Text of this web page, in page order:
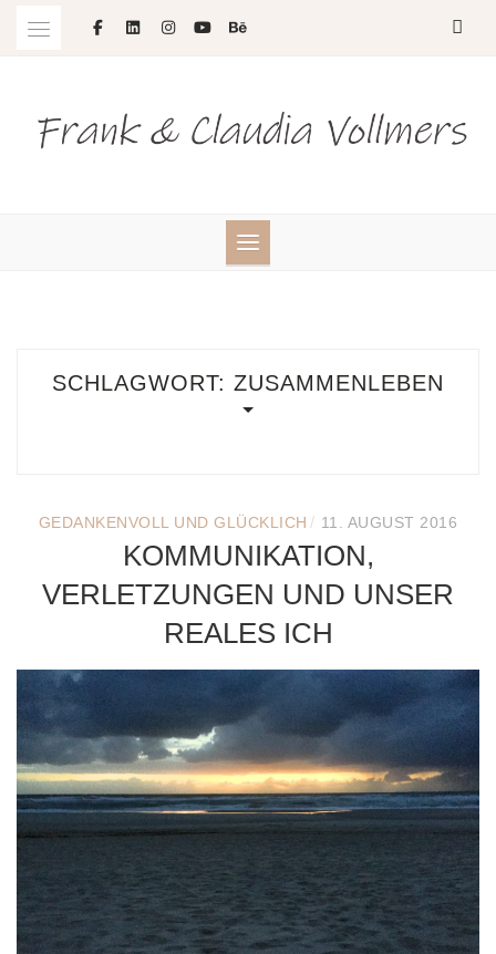
SCHLAGWORT: ZUSAMMENLEBEN
GEDANKENVOLL UND GLÜCKLICH / 11. AUGUST 2016
KOMMUNIKATION,
VERLETZUNGEN UND UNSER
REALES ICH